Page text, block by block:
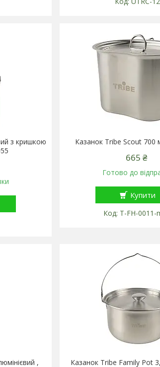
з кришкою
Казанок Tribe Scout 700
665 ₴
Готово до
Купити
T-FH-0011-
,
Казанок Tribe Family Pot